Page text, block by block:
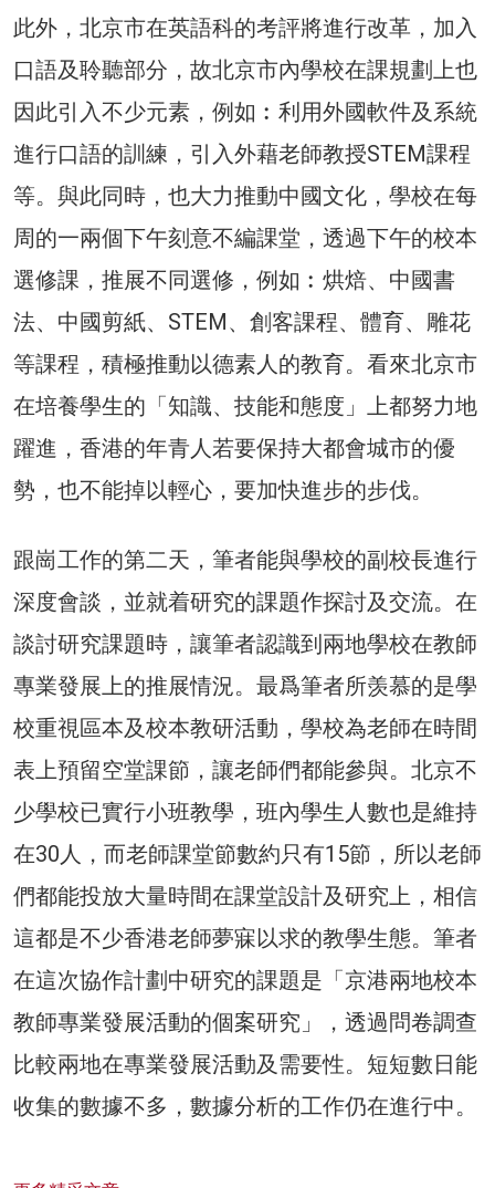
此外，北京市在英語科的考評將進行改革，加入
口語及聆聽部分，故北京市內學校在課規劃上也
因此引入不少元素，例如︰利用外國軟件及系統
進行口語的訓練，引入外藉老師教授STEM課程
等。與此同時，也大力推動中國文化，學校在每
周的一兩個下午刻意不編課堂，透過下午的校本
選修課，推展不同選修，例如︰烘焙、中國書
法、中國剪紙、STEM、創客課程、體育、雕花
等課程，積極推動以德素人的教育。看來北京市
在培養學生的「知識、技能和態度」上都努力地
躍進，香港的年青人若要保持大都會城市的優
勢，也不能掉以輕心，要加快進步的步伐。
跟崗工作的第二天，筆者能與學校的副校長進行
深度會談，並就着研究的課題作探討及交流。在
談討研究課題時，讓筆者認識到兩地學校在教師
專業發展上的推展情況。最爲筆者所羡慕的是學
校重視區本及校本教研活動，學校為老師在時間
表上預留空堂課節，讓老師們都能參與。北京不
少學校已實行小班教學，班內學生人數也是維持
在30人，而老師課堂節數約只有15節，所以老師
們都能投放大量時間在課堂設計及研究上，相信
這都是不少香港老師夢寐以求的教學生態。筆者
在這次協作計劃中研究的課題是「京港兩地校本
教師專業發展活動的個案研究」，透過問卷調查
比較兩地在專業發展活動及需要性。短短數日能
收集的數據不多，數據分析的工作仍在進行中。